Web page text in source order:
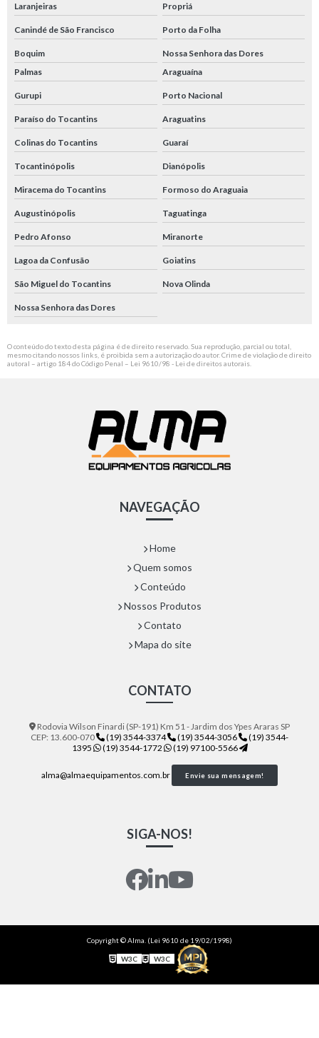
Laranjeiras Propriá
Canindé de São Francisco Porto da Folha
Boquim
Nossa Senhora das Dores
Palmas
Araguaína
Gurupi Porto Nacional
Paraíso do Tocantins Araguatins
Colinas do Tocantins Guaraí
Tocantinópolis Dianópolis
Miracema do Tocantins Formoso do Araguaia
Augustinópolis Taguatinga
Pedro Afonso Miranorte
Lagoa da Confusão Goiatins
São Miguel do Tocantins Nova Olinda
Nossa Senhora das Dores
O conteúdo do texto desta página é de direito reservado. Sua reprodução, parcial ou total,
mesmo citando nossos links, é proibida sem a autorização do autor. Crime de violação de direito
autoral – artigo 184 do Código Penal – Lei 9610/98 - Lei de direitos autorais
NAVEGAÇÃO
Home
Quem somos
Conteúdo
Nossos Produtos
Contato
Mapa do site
CONTATO
Rodovia Wilson Finardi (SP-191) Km 51 - Jardim dos Ypes Araras SP
CEP: 13.600-070
(19) 3544-3374 (19) 3544-3056
(19) 3544-
1395
(19) 3544-1772 (19) 97100-5566
alma@almaequipamentos.com.br Envie sua mensagem!
SIGA-NOS!
Copyright © Alma. (Lei 9610 de 19/02/1998)
W3C W3C